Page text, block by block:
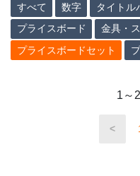
すべて 数字 タイトル
プライスボード
金具・
プライスボードセット
1～
<